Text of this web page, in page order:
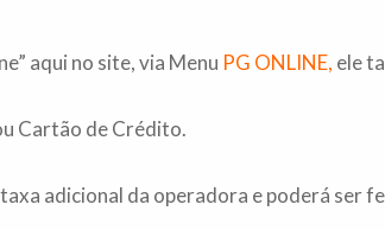
aqui no site, via Menu PG ONLINE, ele
Cartão de Crédito.
adicional da operadora e poderá ser